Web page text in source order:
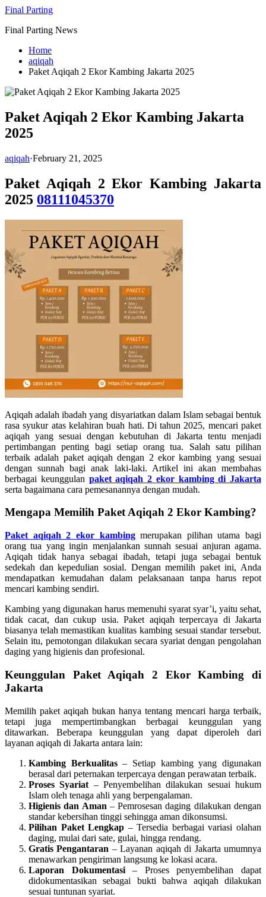
Skip
content
Final Parting
Final Parting News
Home
aqiqah
Paket Aqiqah 2 Ekor Kambing Jakarta 2025
Paket Aqiqah 2 Ekor Kambing Jakarta
2025
aqiqah·February 21, 2025
Paket Aqiqah 2 Ekor Kambing Jakarta
2025 08111045370
Aqiqah adalah ibadah yang disyariatkan dalam Islam sebagai bentuk
rasa syukur atas kelahiran buah hati. Di tahun 2025, mencari paket
aqiqah yang sesuai dengan kebutuhan di Jakarta tentu menjadi
pertimbangan penting bagi setiap orang tua. Salah satu pilihan
terbaik adalah paket aqiqah dengan 2 ekor kambing yang sesuai
dengan sunnah bagi anak laki-laki. Artikel ini akan membahas
berbagai keunggulan paket aqiqah 2 ekor kambing di Jakarta
serta bagaimana cara pemesanannya dengan mudah.
Mengapa Memilih Paket Aqiqah 2 Ekor Kambing?
Paket aqiqah 2 ekor kambingmerupakan pilihan utama bagi
orang tua yang ingin menjalankan sunnah sesuai anjuran agama.
Aqiqah tidak hanya sebagai ibadah, tetapi juga sebagai bentuk
sedekah dan kepedulian sosial. Dengan memilih paket ini, Anda
mendapatkan kemudahan dalam pelaksanaan tanpa harus repot
mencari kambing sendiri.
Kambing yang digunakan harus memenuhi syarat syar’i, yaitu sehat,
tidak cacat, dan cukup usia. Paket aqiqah terpercaya di Jakarta
biasanya telah memastikan kualitas kambing sesuai standar tersebut.
Selain itu, pemotongan dilakukan secara syariat dengan pengolahan
daging yang higienis dan profesional.
Keunggulan Paket Aqiqah 2 Ekor Kambing di
Jakarta
Memilih paket aqiqah bukan hanya tentang mencari harga terbaik,
tetapi juga mempertimbangkan berbagai keunggulan yang
ditawarkan. Beberapa keunggulan yang dapat diperoleh dari
layanan aqiqah di Jakarta antara lain:
Kambing Berkualitas– Setiap kambing yang digunakan
berasal dari peternakan terpercaya dengan perawatan terbaik.
Proses Syariat – Penyembelihan dilakukan sesuai hukum
Islam oleh tenaga ahli yang berpengalaman.
Higienis dan Aman – Pemrosesan daging dilakukan dengan
standar kebersihan tinggi sehingga aman dikonsumsi.
Pilihan Paket Lengkap – Tersedia berbagai variasi olahan
daging, mulai dari sate, gulai, hingga rendang.
Gratis Pengantaran – Layanan aqiqah di Jakarta umumnya
menawarkan pengiriman langsung ke lokasi acara.
Laporan Dokumentasi– Proses penyembelihan dapat
didokumentasikan sebagai bukti bahwa aqiqah dilakukan
sesuai tuntunan syariat.